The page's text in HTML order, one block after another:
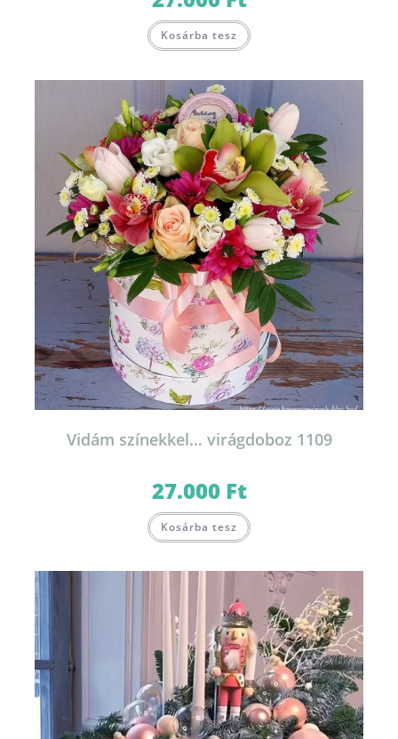
Kosárba tesz
Vidám színekkel… virágdoboz 1109
27.000 Ft
Kosárba tesz